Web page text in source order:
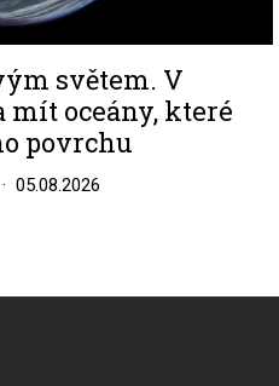
světem. V
oceány, které
povrchu
05.08.2026